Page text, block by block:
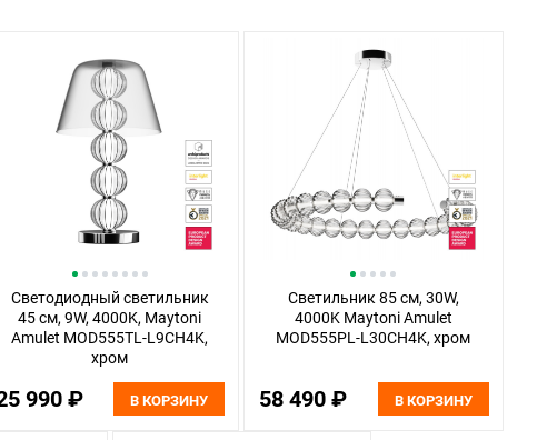
Светодиодный светильник
45 см, 9W, 4000K, Maytoni
Amulet MOD555TL-L9CH4K,
хром
990 ₽ В КОРЗИНУ
Светильник 85 см, 30W,
4000K Maytoni Amulet
MOD555PL-L30CH4K, хром
58 490 ₽ В КОРЗИНУ